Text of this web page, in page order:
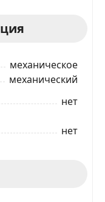
механическое
механический
нет
нет